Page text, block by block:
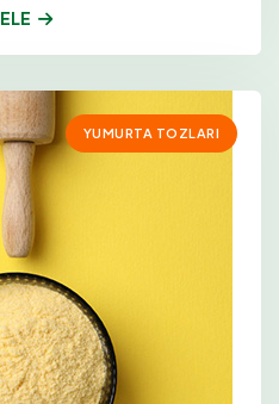
YUMURTA TOZLARI